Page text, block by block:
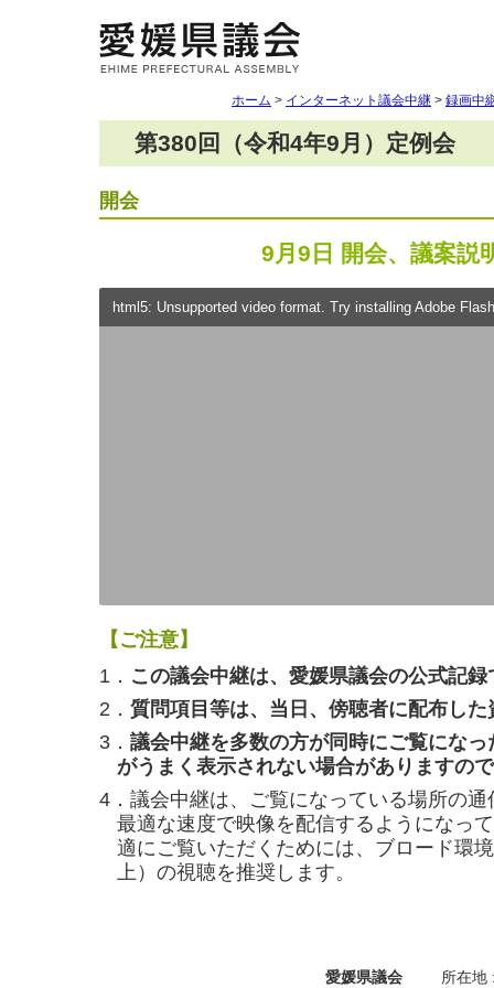
ホーム > インターネット議会中継 > 録画中
第380回（令和4年9月）定例会
開会
9月9日 開会、議案説
html5: Unsupported video format. Try installing Adobe
【ご注意】
1． この議会中継は、愛媛県議会の公式記
2． 質問項目等は、当日、傍聴者に配布した
3． 議会中継を多数の方が同時にご覧にな
がうまく表示されない場合がありますの
4．議会中継は、ご覧になっている場所の
最適な速度で映像を配信するようになっ
適にご覧いただくためには、ブロード環
上）の視聴を推奨します。
愛媛県議会
所在地